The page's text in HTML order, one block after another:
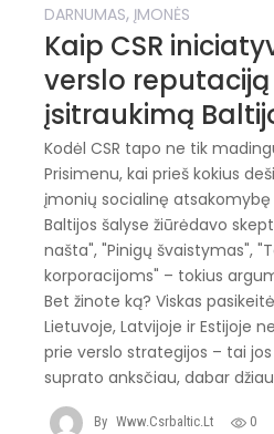
DARNUMAS,ĮMONĖS
Kaip CSR
verslo
įsitraukimą
Kodėl CSR tapo ne tik
Prisimenu, kai prieš kokius
įmonių socialinę atsakomybę
Baltijos šalyse žiūrėdavo
našta", "Pinigų švaistymas",
korporacijoms" – tokius
Bet žinote ką? Viskas
Lietuvoje, Latvijoje ir Estijoje
prie verslo strategijos – tai
suprato anksčiau, dabar
By Www.csrbaltic.lt 0